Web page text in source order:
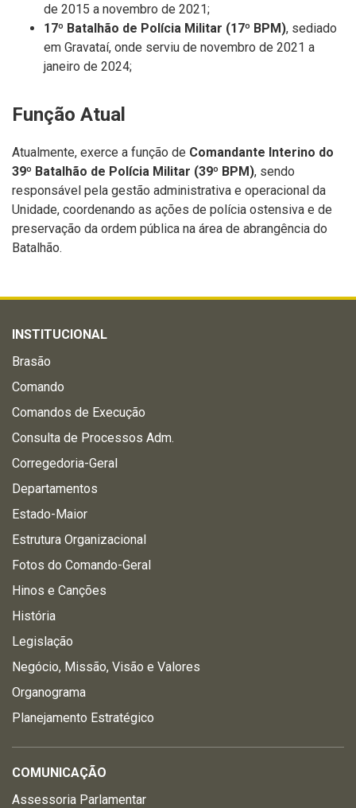
de 2015 a novembro de 2021;
17º Batalhão de Polícia Militar (17º BPM), sediado
em Gravataí, onde serviu de novembro de 2021 a
janeiro de 2024;
Função Atual
Atualmente, exerce a função de Comandante Interino do
39º Batalhão de Polícia Militar (39º BPM), sendo
responsável pela gestão administrativa e operacional da
Unidade, coordenando as ações de polícia ostensiva e de
preservação da ordem pública na área de abrangência do
Batalhão.
INSTITUCIONAL
Brasão
Comando
Comandos de Execução
Consulta de Processos Adm.
Corregedoria-Geral
Departamentos
Estado-Maior
Estrutura Organizacional
Fotos do Comando-Geral
Hinos e Canções
História
Legislação
Negócio, Missão, Visão e Valores
Organograma
Planejamento Estratégico
COMUNICAÇÃO
Assessoria Parlamentar